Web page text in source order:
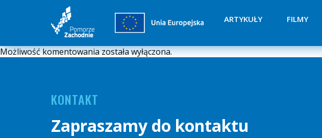
ARTYKUŁY FILMY
Możliwość komentowania została wyłączona.
KONTAKT
Zapraszamy do kontaktu